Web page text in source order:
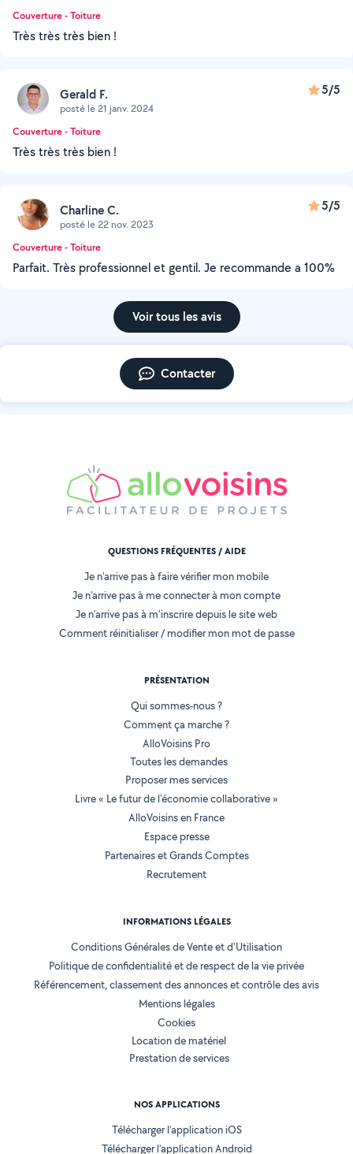
Couverture - Toiture
Très très très bien !
Gerald F.
posté le 21 janv. 2024
5/5
Couverture - Toiture
Très très très bien !
Charline C.
posté le 22 nov. 2023
5/5
Couverture - Toiture
Parfait. Très professionnel et gentil. Je recommande a 100%
Voir tous les avis
Contacter
QUESTIONS FRÉQUENTES / AIDE
Je n'arrive pas à faire vérifier mon mobile
Je n'arrive pas à me connecter à mon compte
Je n'arrive pas à m'inscrire depuis le site web
Comment réinitialiser / modifier mon mot de passe
PRÉSENTATION
Qui sommes-nous ?
Comment ça marche ?
AlloVoisins Pro
Toutes les demandes
Proposer mes services
Livre « Le futur de l'économie collaborative »
AlloVoisins en France
Espace presse
Partenaires et Grands Comptes
Recrutement
INFORMATIONS LÉGALES
Conditions Générales de Vente et d'Utilisation
Politique de confidentialité et de respect de la vie privée
Référencement, classement des annonces et contrôle des avis
Mentions légales
Cookies
Location de matériel
Prestation de services
NOS APPLICATIONS
Télécharger l’application iOS
Télécharger l’application Android